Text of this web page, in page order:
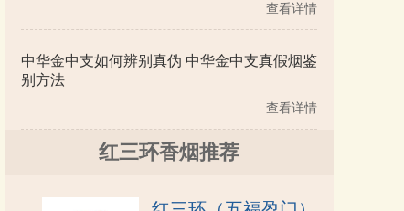
查看详情
中华金中支如何辨别真伪 中华金中支真假烟鉴
别方法
查看详情
红三环香烟推荐